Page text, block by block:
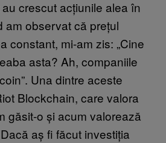
crescut acțiunile alea în
am observat că prețul
constant, mi-am zis: „Cine
asta? Ah, companiile
Una dintre aceste
Blockchain, care valora
găsit-o și acum valorează
aș fi făcut investiția